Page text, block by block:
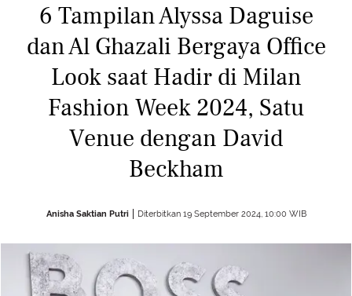
6 Tampilan Alyssa Daguise
dan Al Ghazali Bergaya Office
Look saat Hadir di Milan
Fashion Week 2024, Satu
Venue dengan David
Beckham
Anisha Saktian Putri Diterbitkan 19 September 2024, 10:00 WIB